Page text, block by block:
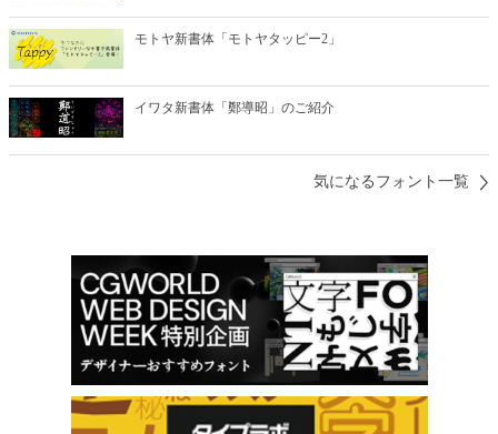
モトヤ新書体「モトヤタッピー2」
イワタ新書体「鄭導昭」のご紹介
気になるフォント一覧